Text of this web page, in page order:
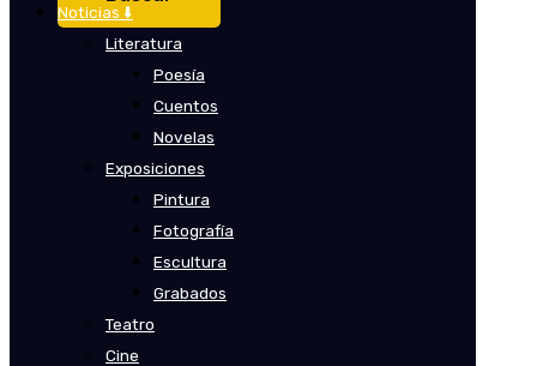
Noticias ⬇️
Literatura
Poesía
Cuentos
Novelas
Exposiciones
Pintura
Fotografía
Escultura
Grabados
Teatro
Cine